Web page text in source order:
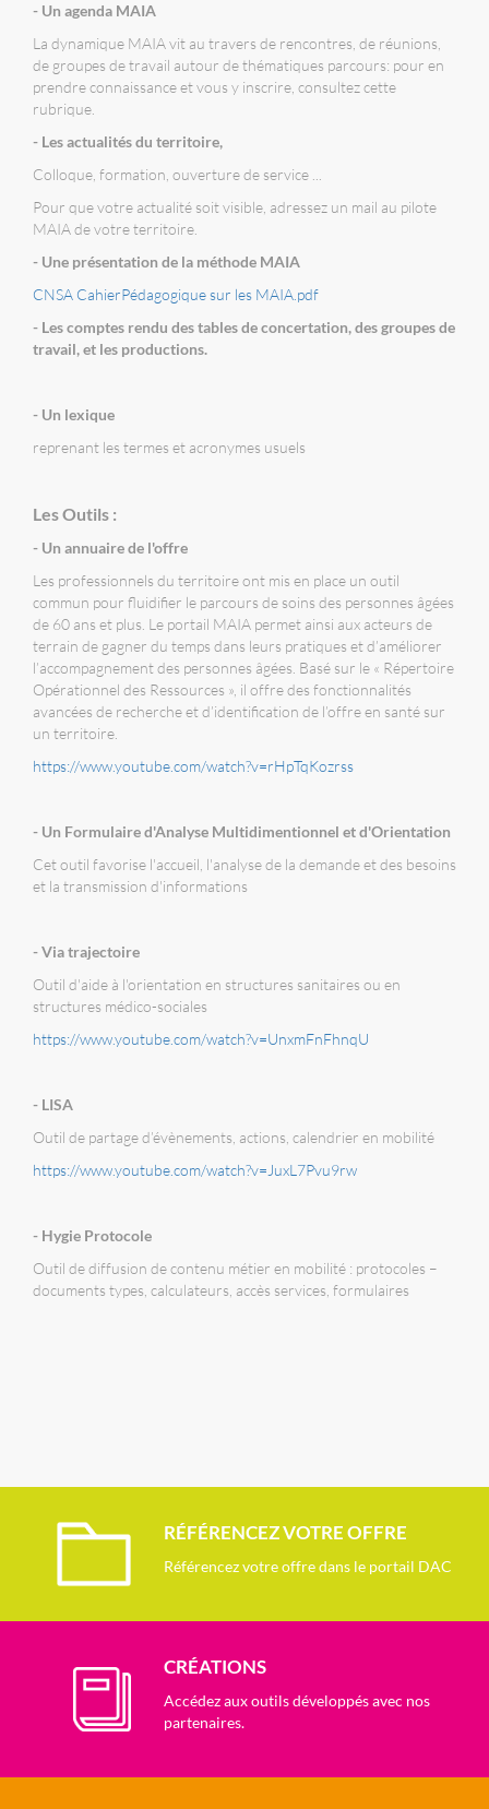
- Un agenda MAIA
La dynamique MAIA vit au travers de rencontres, de réunions,
de groupes de travail autour de thématiques parcours: pour en
prendre connaissance et vous y inscrire, consultez cette
rubrique.
- Les actualités du territoire,
Colloque, formation, ouverture de service ...
Pour que votre actualité soit visible, adressez un mail au pilote
MAIA de votre territoire.
- Une présentation de la méthode MAIA
CNSA CahierPédagogique sur les MAIA.pdf
- Les comptes rendu des tables de concertation, des groupes de
travail, et les productions.
- Un lexique
reprenant les termes et acronymes usuels
Les Outils :
- Un annuaire de l'offre
Les professionnels du territoire ont mis en place un outil
commun pour fluidifier le parcours de soins des personnes âgées
de 60 ans et plus. Le portail MAIA permet ainsi aux acteurs de
terrain de gagner du temps dans leurs pratiques et d’améliorer
l’accompagnement des personnes âgées. Basé sur le « Répertoire
Opérationnel des Ressources », il offre des fonctionnalités
avancées de recherche et d’identification de l’offre en santé sur
un territoire.
https://www.youtube.com/watch?v=rHpTqKozrss
- Un Formulaire d'Analyse Multidimentionnel et d'Orientation
Cet outil favorise l'accueil, l'analyse de la demande et des besoins
et la transmission d'informations
- Via trajectoire
Outil d'aide à l'orientation en structures sanitaires ou en
structures médico-sociales
https://www.youtube.com/watch?v=UnxmFnFhnqU
- LISA
Outil de partage d’évènements, actions, calendrier en mobilité
https://www.youtube.com/watch?v=JuxL7Pvu9rw
- Hygie Protocole
Outil de diffusion de contenu métier en mobilité : protocoles –
documents types, calculateurs, accès services, formulaires
RÉFÉRENCEZ VOTRE OFFRE
Référencez votre offre dans le portail DAC
CRÉATIONS
Accédez aux outils développés avec nos
partenaires.